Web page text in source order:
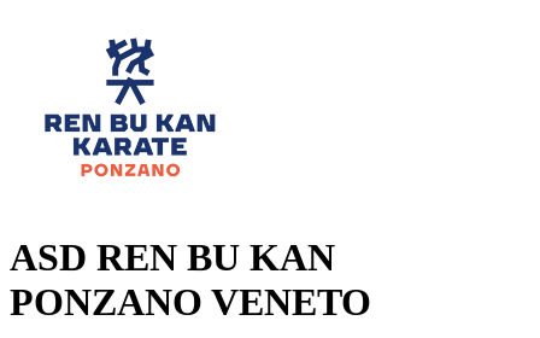
ASD REN BU KAN
PONZANO VENETO